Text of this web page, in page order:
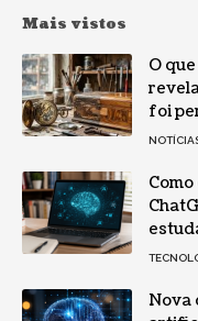
Mais vistos
O
foi
Nova